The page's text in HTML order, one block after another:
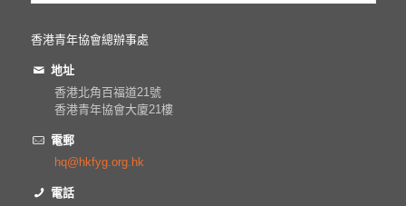
香港青年協會總辦事處
地址
香港北角百福道21號
香港青年協會大廈21樓
電郵
hq@hkfyg.org.hk
電話